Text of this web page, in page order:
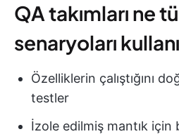
QA takımları ne
senaryoları
Özelliklerin çalıştığını
testler
İzole edilmiş mantık için